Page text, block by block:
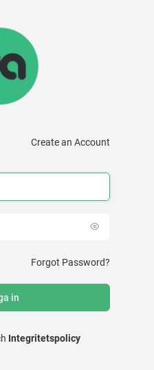
Create an Account
Forgot Password?
Integritetspolicy